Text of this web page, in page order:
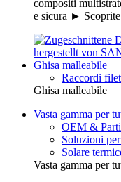
compositi
e sicura ►
Ghisa malleabile
Raccordi
Ghisa malleabile
Vasta gamma per
OEM &
Soluzioni
Solare
Vasta gamma per